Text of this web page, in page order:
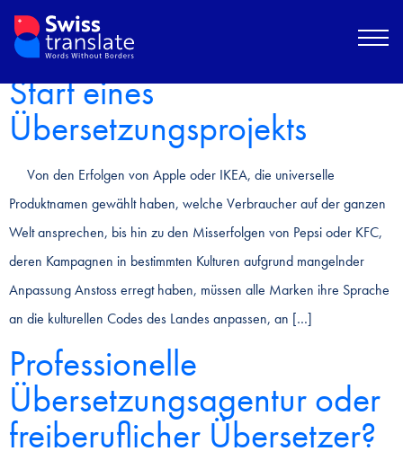
Sprachprojekt: der gute
Start eines
Übersetzungsprojekts
Von den Erfolgen von Apple oder IKEA, die universelle
Produktnamen gewählt haben, welche Verbraucher auf der ganzen
Welt ansprechen, bis hin zu den Misserfolgen von Pepsi oder KFC,
deren Kampagnen in bestimmten Kulturen aufgrund mangelnder
Anpassung Anstoss erregt haben, müssen alle Marken ihre Sprache
an die kulturellen Codes des Landes anpassen, an […]
Professionelle
Übersetzungsagentur oder
freiberuflicher Übersetzer?